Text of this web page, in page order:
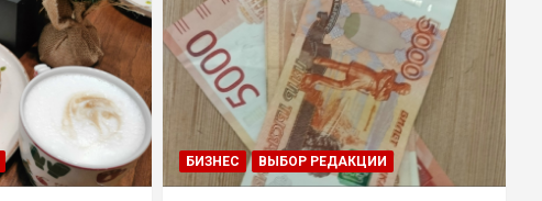
БИЗНЕС ВЫБОР РЕДАКЦИИ